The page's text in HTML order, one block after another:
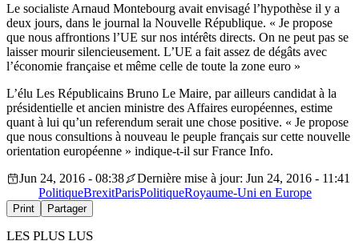
Le socialiste Arnaud Montebourg avait envisagé l’hypothèse il y a
deux jours, dans le journal la Nouvelle République. « Je propose
que nous affrontions l’UE sur nos intérêts directs. On ne peut pas se
laisser mourir silencieusement. L’UE a fait assez de dégâts avec
l’économie française et même celle de toute la zone euro »
L’élu Les Républicains Bruno Le Maire, par ailleurs candidat à la
présidentielle et ancien ministre des Affaires européennes, estime
quant à lui qu’un referendum serait une chose positive. « Je propose
que nous consultions à nouveau le peuple français sur cette nouvelle
orientation européenne » indique-t-il sur France Info.
Jun 24, 2016 - 08:38
Dernière mise à jour: Jun 24, 2016 - 11:41
PolitiqueBrexitParisPolitiqueRoyaume-Uni en Europe
Print Partager
LES PLUS LUS